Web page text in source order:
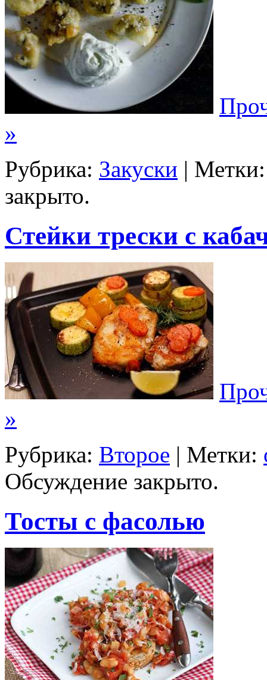
»
Рубрика: Закуски |
закрыто.
Стейки трески с
»
Рубрика: Второе | Метки:
Обсуждение закрыто.
Тосты с фасолью